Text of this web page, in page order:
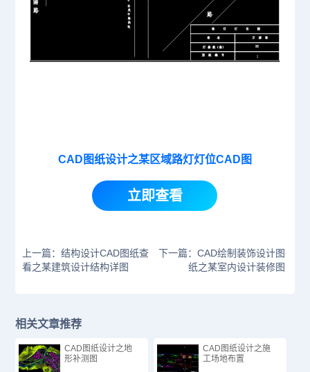
CAD图纸设计之某区域路灯灯位CAD图
立即查看
上一篇：结构设计CAD图纸查
看之某建筑设计结构详图
下一篇：CAD绘制装饰设计图
纸之某室内设计装修图
相关文章推荐
CAD图纸设计之地
形补测图
CAD图纸设计之施
工场地布置